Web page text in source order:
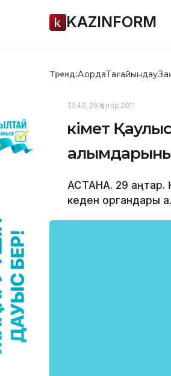
KAZINFORM
Тренд:АқордаТағайындау
13:40, 29 Қаңтар 2011
Үкімет
АСТАНА. 29 қаңтар.
кеден органдары